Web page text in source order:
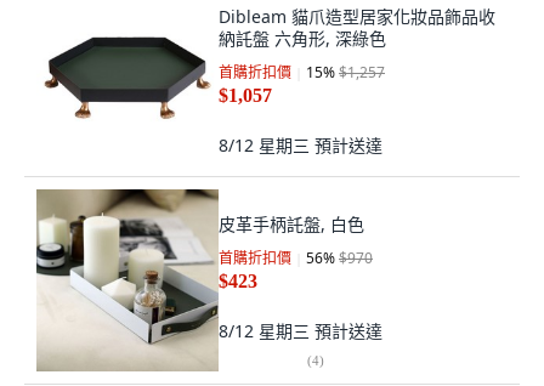
Dibleam 貓爪造型居家化妝品飾品收
納託盤 六角形, 深綠色
首購折扣價 15%$1,257
$1,057
8/12 星期三 預計送達
皮革手柄託盤, 白色
首購折扣價 56%$970
$423
8/12 星期三 預計送達
(4)